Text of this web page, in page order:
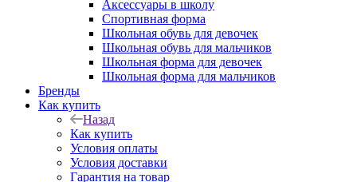
Аксессуары в школу
Спортивная форма
Школьная обувь для девочек
Школьная обувь для мальчиков
Школьная форма для девочек
Школьная форма для мальчиков
Бренды
Как купить
Назад
Как купить
Условия оплаты
Условия доставки
Гарантия на товар